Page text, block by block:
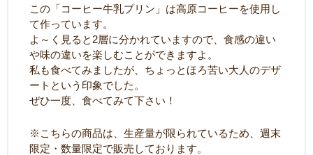
この「コーヒー牛乳プリン」は高原コーヒーを使用し
て作っています。
よ～く見ると2層に分かれていますので、食感の違い
や味の違いを楽しむことができますよ。
私も食べてみましたが、ちょっとほろ苦い大人のデザ
ートという印象でした。
ぜひ一度、食べてみて下さい！
※こちらの商品は、生産量が限られているため、週末
限定・数量限定で販売しております。